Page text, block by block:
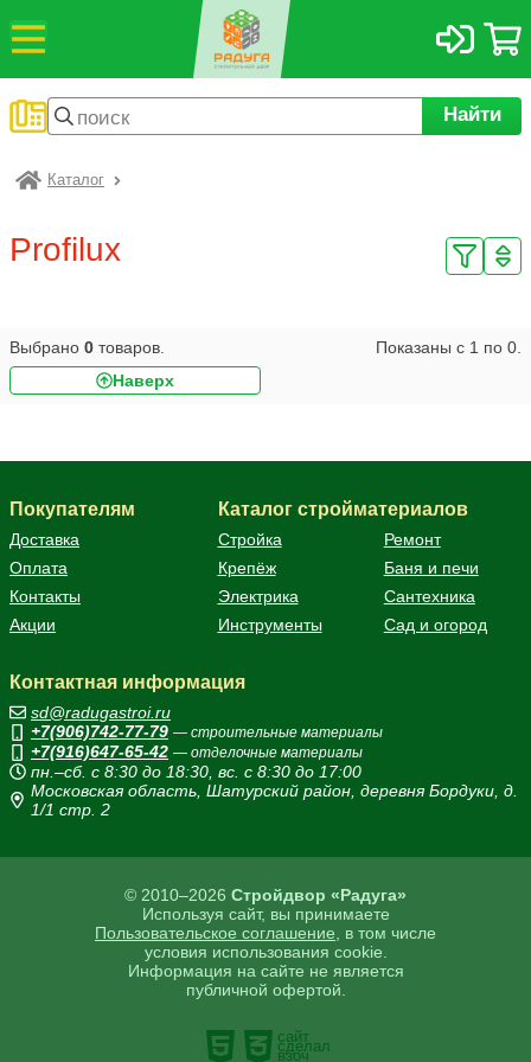
Найти
Каталог
Profilux
Выбрано 0 товаров. Показаны с 1 по 0
Наверх
© 2010–2026 Стройдвор «Радуга»
Используя сайт, вы принимаете
Пользовательское соглашение , в том числе
условия использования cookie.
Информация на сайте не является
публичной офертой.
Покупателям
Доставка
Оплата
Контакты
Акции
Каталог стройматериалов
Стройка
Ремонт
Крепёж
Баня и печи
Электрика
Сантехника
Инструменты
Сад и огород
Контактная информация
sd@radugastroi.ru
+7(906)742-77-79 — строительные материалы
+7(916)647-65-42 — отделочные материалы
пн.–сб. с 8:30 до 18:30, вс. с 8:30 до 17:00
Московская область, Шатурский район, деревня Бордуки, д.
1/1 стр. 2